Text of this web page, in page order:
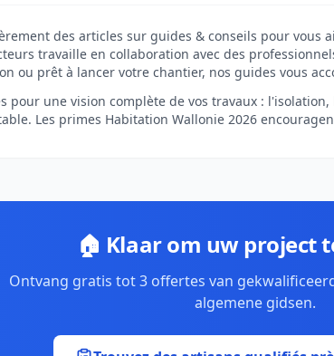
des articles sur guides & conseils pour
travaille en collaboration avec des
ou prêt à lancer votre chantier, nos guides vous
pour une vision complète de vos travaux :
Les primes Habitation Wallonie 2026
🏠 Klaar om uw project
Ontvang gratis tot 3 offertes van
algemene gidsen.